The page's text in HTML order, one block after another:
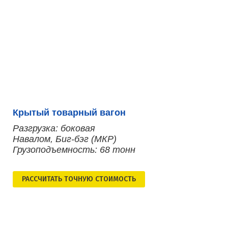
Крытый товарный вагон
Разгрузка: боковая
Навалом, Биг-бэг (МКР)
Грузоподъемность: 68 тонн
РАСCЧИТАТЬ ТОЧНУЮ СТОИМОСТЬ